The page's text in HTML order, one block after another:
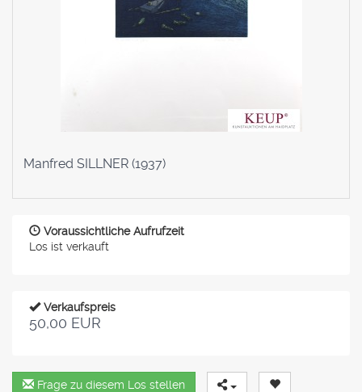
Manfred SILLNER (1937)
Voraussichtliche Aufrufzeit
Los ist verkauft
Verkaufspreis
50,00 EUR
Frage zu diesem Los stellen